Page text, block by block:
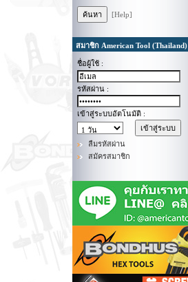
[Help]
สมาชิก American Tool (Thailand)
ชื่อผู้ใช้ :
รหัสผ่าน :
เข้าสู่ระบบอัตโนมัติ :
ลืมรหัสผ่าน
สมัครสมาชิก